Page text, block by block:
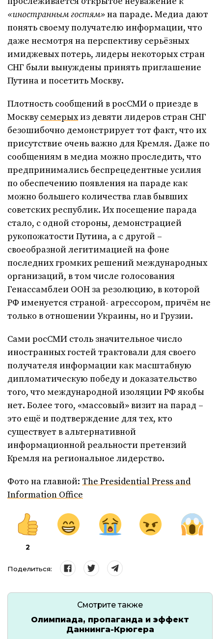
«иностранным гостям»на параде. Медиа дают
понять своему получателю информации, что
даже несмотря на перспективу серьёзных
имиджевых потерь, лидеры некоторых стран
СНГ были вынуждены принять приглашение
Путина и посетить Москву.
Плотность сообщений в росСМИ о приезде в
Москвусемерыхиз девяти лидеров стран СНГ
безошибочно демонстрирует тот факт, что их
присутствие очень важно для Кремля. Даже по
сообщениям в медиа можно проследить, что
предпринимались беспрецедентные усилия
по обеспечению появления на параде как
можно большего количества глав бывших
советских республик. Их посещение парада
стало, с одной стороны, демонстрацией
рукопожатости Путина, а с другой –
своеобразной легитимацией на фоне
последних громких решений международных
организаций, в том числе голосования
Генассамблеи ООН за резолюцию, в которой
РФ именуется страной- агрессором, причём не
только в отношении Украины, но и Грузии.
Сами росСМИ столь значительное число
иностранных гостей трактовали для своего
получателя информации как масштабную
дипломатическую победу и доказательство
того, что международной изоляции РФ якобы
нет. Более того, «массовый» визит на парад –
это ещё и подтверждение для тех, кто
существует в альтернативной
информационной реальности претензий
Кремля на региональное лидерство.
Фото на главной: The Presidential Press and
Information Office
2
Поделиться:
Смотрите также
Олимпиада, пропаганда и эффект
Даннинга-Крюгера